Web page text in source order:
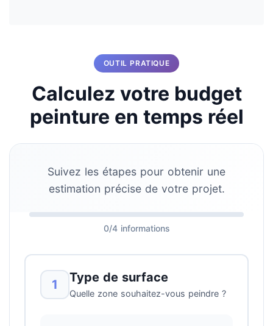
OUTIL PRATIQUE
Calculez votre budget
peinture en temps réel
Suivez les étapes pour obtenir une
estimation précise de votre projet.
0/4 informations
1 Type de surface
Quelle zone souhaitez-vous peindre ?